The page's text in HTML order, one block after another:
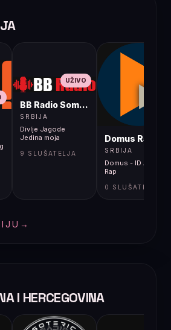
UŽIVO
BB Radio Sombor
SRBIJA
Divlje Jagode
Jedina moja
9 SLUŠATELJA
Domus Radio
SRBIJA
Domus - ID Atheist
Rap
0 SLUŠATELJA
→
I HERCEGOVINA